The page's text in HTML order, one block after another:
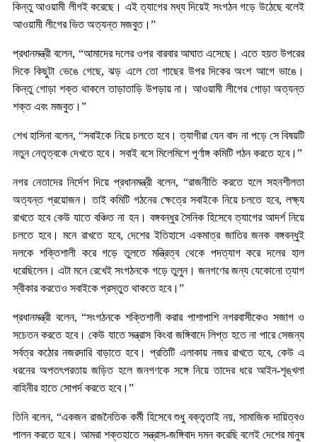
কিন্তু আওয়ামী লীগই করেছে। এই ত্যাগের মধ্য দিয়েই সংগঠন গড়ে উঠেছে বলেই
আওয়ামী লীগের ভিত অত্যন্ত মজবুত।”
প্রধানমন্ত্রী বলেন, “আমাদের দলের ওপর বারবার আঘাত এসেছে। এতে হয়ত উপরের
দিকে কিছুটা ভেঙে গেছে, ঝড় এলে তো গাছের উপর দিকের অংশ আগে ভাঙে।
কিন্তু গোড়া শক্ত থাকলে তাড়াতাড়ি উপড়ায় না। আওয়ামী লীগের গোড়া অত্যন্ত
শক্ত এবং মজবুত।”
শেখ হাসিনা বলেন, “সবাইকে নিয়ে চলতে হবে। ত্যাগীরা যেন বাদ না পড়ে সে বিষয়টি
নতুন নেতৃত্বকে দেখতে হবে। সবাই বসে মিলেমিশে পূর্ণাঙ্গ কমিটি গঠন করতে হবে।”
নগর নেতাদের নির্দেশ দিয়ে প্রধানমন্ত্রী বলেন, “রাজনীতি করতে হলে সহনশীলতা
অত্যন্ত প্রয়োজন। তাই কমিটি গঠনের ক্ষেত্রে সবাইকে নিয়ে চলতে হবে, লক্ষ্য
রাখতে হবে কেউ যাতে বঞ্চিত না হন। বঙ্গবন্ধুর সৈনিক হিসেবে ত্যাগের আদর্শ নিয়ে
চলতে হবে। মনে রাখতে হবে, দেশের ইতিহাসে একমাত্র জাতির জনক বঙ্গবন্ধুই
দলকে শক্তিশালী করে গড়ে তুলতে মন্ত্রিত্ব থেকে পদত্যাগ করে দলের হাল
ধরেছিলেন। এটা মনে রেখেই সংগঠনকে গড়ে তুলুন। জনগণের জন্য যেকোনো ত্যাগ
স্বীকার করতেও সবাইকে প্রস্তুত থাকতে হবে।”
প্রধানমন্ত্রী বলেন, “সংগঠনকে শক্তিশালী করার পাশাপাশি নগরবাসীকেও সজাগ ও
সচেতন করতে হবে। কেউ যাতে সন্ত্রাস কিংবা জঙ্গিবাদে লিপ্ত হতে না পারে সেজন্য
সর্বত্র কঠোর নজরদারি বাড়াতে হবে। প্রতিটি এলাকায় নজর রাখতে হবে, কেউ এ
ধরনের অপতৎপরতায় জড়িত হলে জনগণকে সঙ্গে নিয়ে তাদের ধরে আইন-শৃঙ্খলা
বাহিনীর হাতে সোপর্দ করতে হবে।”
তিনি বলেন, “একজন রাজনৈতিক কর্মী হিসেবে শুধু বক্তৃতাই নয়, সামাজিক দায়িত্বও
পালন করতে হবে। আমরা শক্তহাতে সন্ত্রাস-জঙ্গিবাদ দমন করেছি বলেই দেশের মানুষ